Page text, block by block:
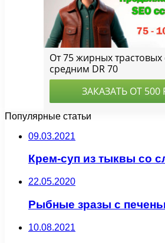
Популярные статьи
09.03.2021
Крем-суп из тыквы со
22.05.2020
Рыбные зразы с
10.08.2021